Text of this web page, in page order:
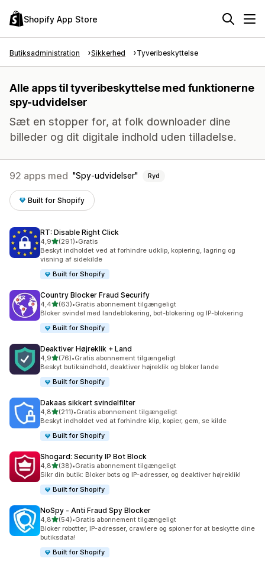
Shopify App Store
Butiksadministration Sikkerhed Tyveribeskyttelse
Alle apps til tyveribeskyttelse med funktionerne
spy-udvidelser
Sæt en stopper for, at folk downloader dine
billeder og dit digitale indhold uden tilladelse.
92 apps med Spy-udvidelser Ryd
Built for Shopify
RT: Disable Right Click
4,9ud af 5 stjerner
(291)
291 anmeldelser i alt
•Gratis
Beskyt indholdet ved at forhindre udklip, kopiering, lagring og
visning af sidekilde
Built for Shopify
Country Blocker Fraud Securify
4,4ud af 5 stjerner
(63)
63 anmeldelser i alt
•Gratis abonnement tilgængeligt
Bloker svindel med landeblokering, bot-blokering og IP-blokering
Built for Shopify
Deaktiver Højreklik + Land
4,9ud af 5 stjerner
(76)
76 anmeldelser i alt
•Gratis abonnement tilgængeligt
Beskyt butiksindhold, deaktiver højreklik og bloker lande
Built for Shopify
Dakaas sikkert svindelfilter
4,8ud af 5 stjerner
(211)
211 anmeldelser i alt
•Gratis abonnement tilgængeligt
Beskyt indholdet ved at forhindre klip, kopier, gem, se kilde
Built for Shopify
Shogard: Security IP Bot Block
4,8ud af 5 stjerner
(38)
38 anmeldelser i alt
•Gratis abonnement tilgængeligt
Sikr din butik: Bloker bots og IP-adresser, og deaktiver højreklik!
Built for Shopify
NoSpy ‑ Anti Fraud Spy Blocker
4,8ud af 5 stjerner
(54)
54 anmeldelser i alt
•Gratis abonnement tilgængeligt
Bloker robotter, IP-adresser, crawlere og spioner for at beskytte dine
butiksdata!
Built for Shopify